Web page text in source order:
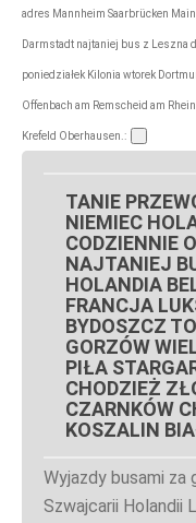
adres Mannheim Saarbrücken
Darmstadt najtaniej bus z Leszna
poniedziałek Kilonia wtorek
Offenbach am Remscheid am
Krefeld Oberhausen.:
TANIE
NIEMIEC
CODZIENNIE
NAJTANIEJ
HOLANDIA
FRANCJA
BYDOSZCZ
GORZÓW
PIŁA
CHODZIEŻ
CZARNKÓW
KOSZALIN
Wyjazdy busami za
Szwajcarii Holandii